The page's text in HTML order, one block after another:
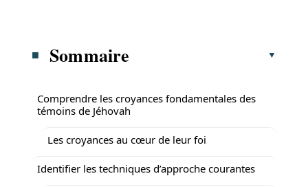
Sommaire
Comprendre les croyances fondamentales des
témoins de Jéhovah
Les croyances au cœur de leur foi
Identifier les techniques d’approche courantes